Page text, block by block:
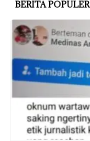
BERITA POPULER